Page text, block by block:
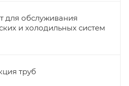
для обслуживания
и холодильных систем
труб